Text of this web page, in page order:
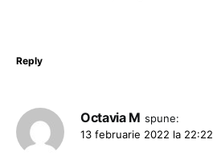
Reply
Octavia M spune:
13 februarie 2022 la 22:22